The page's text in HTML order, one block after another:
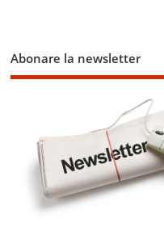
Abonare la newsletter